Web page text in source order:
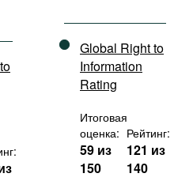
Global Right to
Information
Rating
Итоговая
оценка:
59 из
150
Рейтинг:
121 из
140